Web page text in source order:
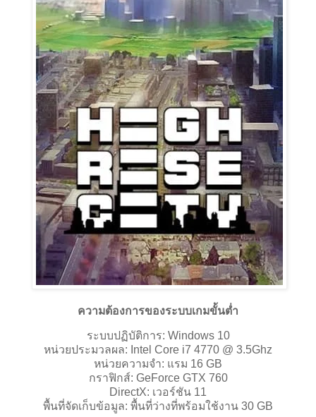
ความต้องการของระบบเกมขั้นต่ำ
ระบบปฏิบัติการ: Windows 10
หน่วยประมวลผล: Intel Core i7 4770 @ 3.5Ghz
หน่วยความจำ: แรม 16 GB
กราฟิกส์: GeForce GTX 760
DirectX: เวอร์ชัน 11
พื้นที่จัดเก็บข้อมูล: พื้นที่ว่างที่พร้อมใช้งาน 30 GB